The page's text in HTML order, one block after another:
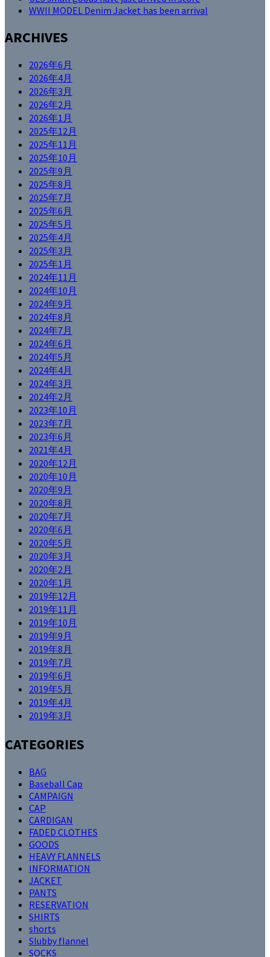
WWII MODEL Denim Jacket has been arrival
ARCHIVES
2026年6月
2026年4月
2026年3月
2026年2月
2026年1月
2025年12月
2025年11月
2025年10月
2025年9月
2025年8月
2025年7月
2025年6月
2025年5月
2025年4月
2025年3月
2025年1月
2024年11月
2024年10月
2024年9月
2024年8月
2024年7月
2024年6月
2024年5月
2024年4月
2024年3月
2024年2月
2023年10月
2023年7月
2023年6月
2021年4月
2020年12月
2020年10月
2020年9月
2020年8月
2020年7月
2020年6月
2020年5月
2020年3月
2020年2月
2020年1月
2019年12月
2019年11月
2019年10月
2019年9月
2019年8月
2019年7月
2019年6月
2019年5月
2019年4月
2019年3月
CATEGORIES
BAG
Baseball Cap
CAMPAIGN
CAP
CARDIGAN
FADED CLOTHES
GOODS
HEAVY FLANNELS
INFORMATION
JACKET
PANTS
RESERVATION
SHIRTS
shorts
Slubby flannel
SOCKS